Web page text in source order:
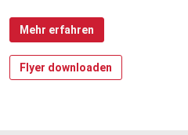
Mehr erfahren
Flyer downloaden